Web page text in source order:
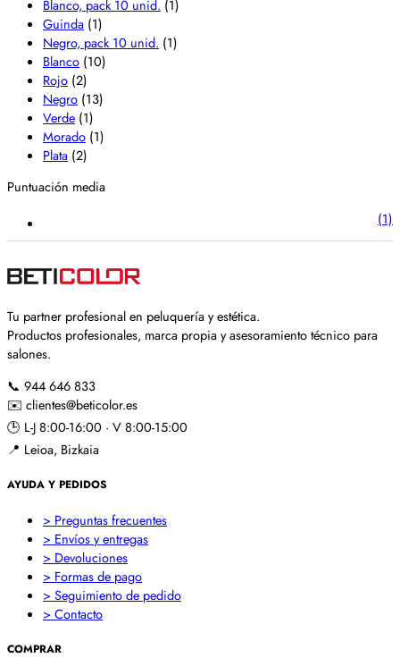
Blanco, pack 10 unid. (1)
Guinda (1)
Negro, pack 10 unid. (1)
Blanco (10)
Rojo (2)
Negro (13)
Verde (1)
Morado (1)
Plata (2)
Puntuación media
(1)
Tu partner profesional en peluquería y estética.
Productos profesionales, marca propia y asesoramiento técnico para
salones.
📞 944 646 833
✉️ clientes@beticolor.es
🕒 L-J 8:00-16:00 · V 8:00-15:00
📍 Leioa, Bizkaia
AYUDA Y PEDIDOS
> Preguntas frecuentes
> Envíos y entregas
> Devoluciones
> Formas de pago
> Seguimiento de pedido
> Contacto
COMPRAR